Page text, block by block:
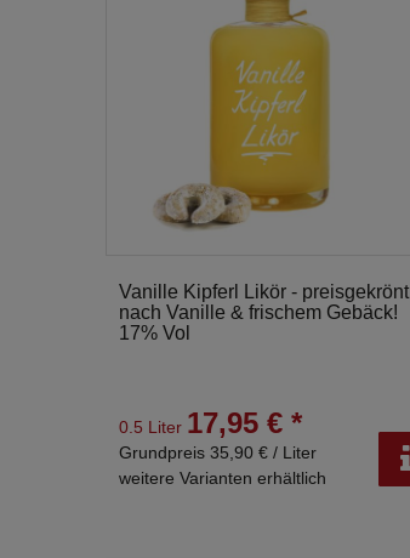
Vanille Kipferl Likör - preisgekrönt
nach Vanille & frischem Gebäck!
17% Vol
0.5 Liter 17,95 € *
Grundpreis 35,90 € / Liter
weitere Varianten erhältlich